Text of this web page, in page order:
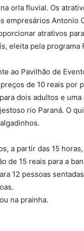
orla fluvial. Os
empresários Antonio
atrativos
eleita pela programa
ao Pavilhão de
de 10 reais por
dois adultos e uma
rio Paraná. O
a partir das 15
de 15 reais para a
12 pessoas
na prainha.